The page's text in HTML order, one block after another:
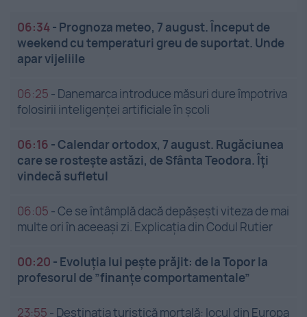
06:34- Prognoza meteo, 7 august. Început de
weekend cu temperaturi greu de suportat. Unde
apar vijeliile
06:25 - Danemarca introduce măsuri dure împotriva
folosirii inteligenței artificiale în școli
06:16 -Calendar ortodox, 7 august. Rugăciunea
care se rostește astăzi, de Sfânta Teodora. Îți
vindecă sufletul
06:05 -Ce se întâmplă dacă depășești viteza de mai
multe ori în aceeași zi. Explicația din Codul Rutier
00:20 - Evoluția lui pește prăjit: de la Topor la
profesorul de ”finanțe comportamentale”
23:55 - Destinația turistică mortală: locul din Europa